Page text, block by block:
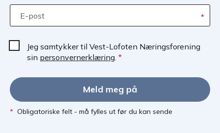
E-post *
Jeg samtykker til Vest-Lofoten Næringsforening
sin personvernerklæring. *
Meld meg på
* Obligatoriske felt - må fylles ut før du kan sende